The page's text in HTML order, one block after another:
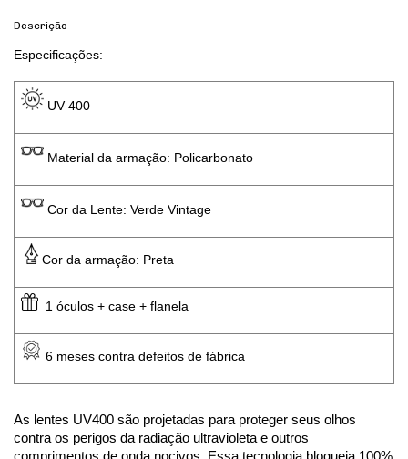
Descrição
Especificações:
UV 400
Material da armação: Policarbonato
Cor da Lente: Verde Vintage
Cor da armação: Preta
1 óculos + case + flanela
6 meses contra defeitos de fábrica
As lentes UV400 são projetadas para proteger seus olhos
contra os perigos da radiação ultravioleta e outros
comprimentos de onda nocivos. Essa tecnologia bloqueia 100%